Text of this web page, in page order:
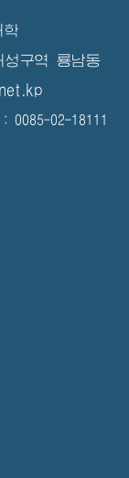
학
성구역 룡남동
02-18111